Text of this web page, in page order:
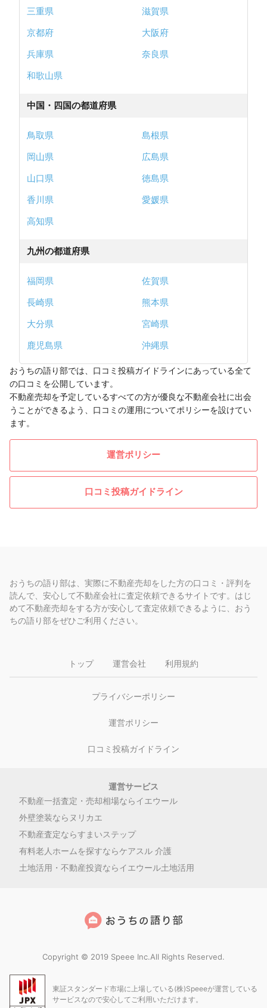
三重県
滋賀県
京都府
大阪府
兵庫県
奈良県
和歌山県
中国・四国の都道府県
鳥取県
島根県
岡山県
広島県
山口県
徳島県
香川県
愛媛県
高知県
九州の都道府県
福岡県
佐賀県
長崎県
熊本県
大分県
宮崎県
鹿児島県
沖縄県
おうちの語り部では、口コミ投稿ガイドラインにあっている全て
の口コミを公開しています。
不動産売却を予定しているすべての方が優良な不動産会社に出会
うことができるよう、口コミの運用についてポリシーを設けてい
ます。
運営ポリシー
口コミ投稿ガイドライン
おうちの語り部は、実際に不動産売却をした方の口コミ・評判を
読んで、安心して不動産会社に査定依頼できるサイトです。はじ
めて不動産売却をする方が安心して査定依頼できるように、おう
ちの語り部をぜひご利用ください。
トップ 運営会社 利用規約
プライバシーポリシー
運営ポリシー
口コミ投稿ガイドライン
運営サービス
不動産一括査定・売却相場ならイエウール
外壁塗装ならヌリカエ
不動産査定ならすまいステップ
有料老人ホームを探すならケアスル 介護
土地活用・不動産投資ならイエウール土地活用
Copyright © 2019 Speee Inc.All Rights Reserved.
東証スタンダード市場に上場している(株)Speeeが運営している
サービスなので安心してご利用いただけます。